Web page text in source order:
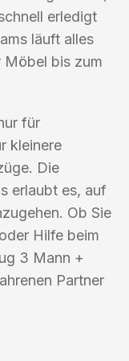
erledigt
läuft alles
Möbel bis zum
für
kleinere
Die
erlaubt es, auf
Ob Sie
Hilfe beim
3 Mann +
Partner